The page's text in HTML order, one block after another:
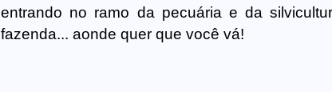
entrando no ramo da pecuária e da
fazenda... aonde quer que você vá!